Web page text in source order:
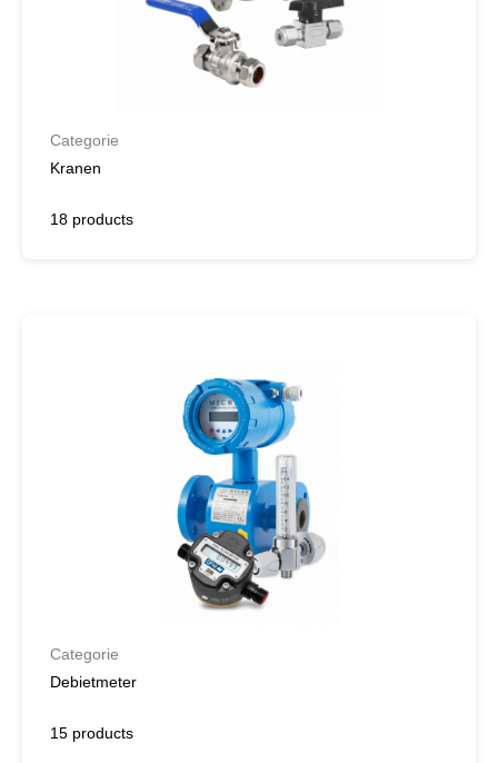
Categorie
Kranen
18 products
Categorie
Debietmeter
15 products